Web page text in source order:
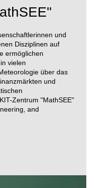
und
Disziplinen auf
ermöglichen
vielen
über das
und
Zentrum "MathSEE"
and